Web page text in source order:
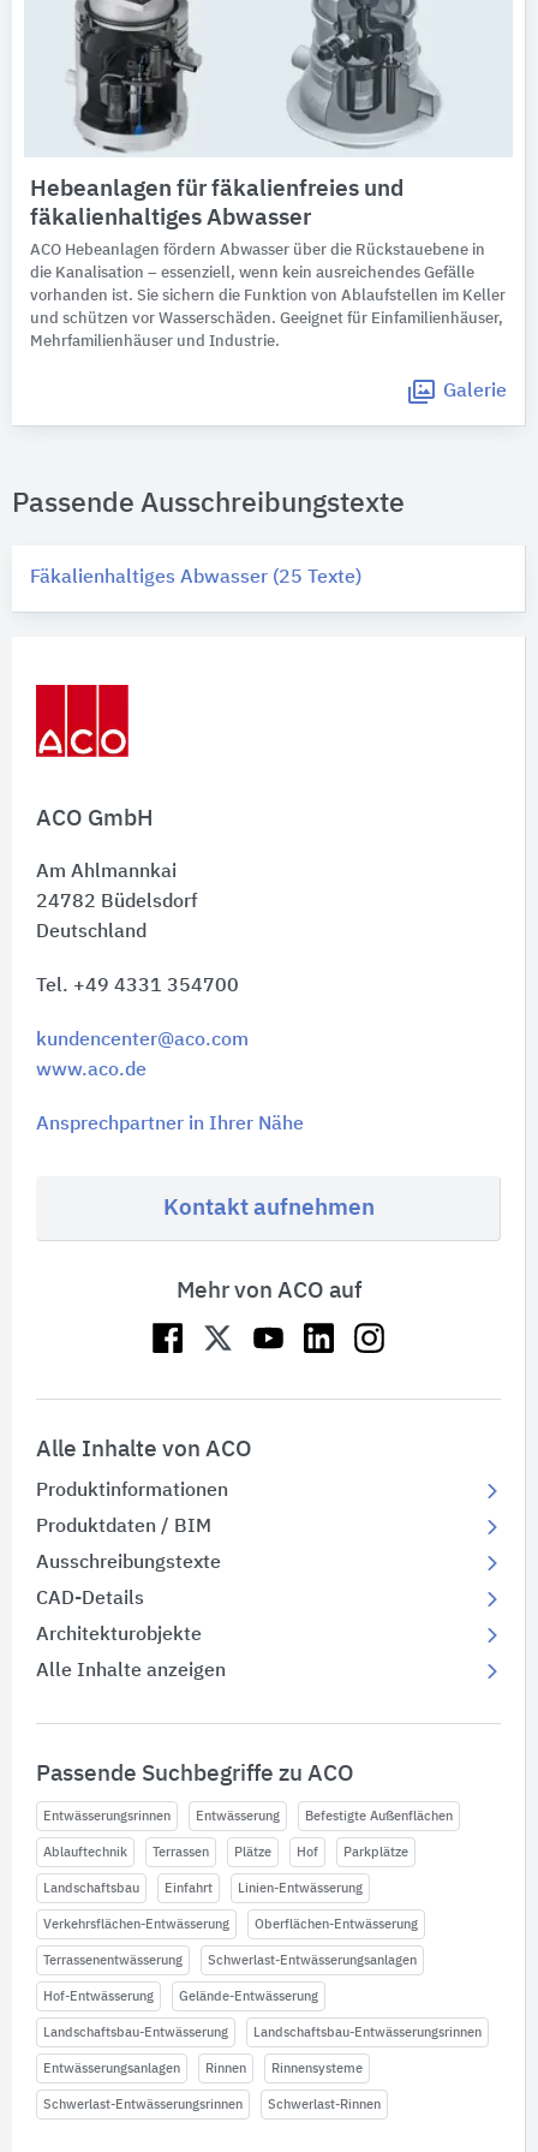
ACO GmbH
Am Ahlmannkai
24782 Büdelsdorf
Deutschland
Tel. +49 4331 354700
kundencenter@aco.com
www.aco.de
Ansprechpartner in Ihrer Nähe
Kontakt aufnehmen
Mehr von ACO auf
Alle Inhalte von ACO
Produktinformationen
Produktdaten / BIM
Ausschreibungstexte
CAD-Details
Architekturobjekte
Alle Inhalte anzeigen
Passende Suchbegriffe zu ACO
Entwässerungsrinnen Entwässerung Befestigte Außenflächen
Ablauftechnik Terrassen Plätze Hof Parkplätze
Landschaftsbau Einfahrt Linien-Entwässerung
Verkehrsflächen-Entwässerung Oberflächen-Entwässerung
Terrassenentwässerung Schwerlast-Entwässerungsanlagen
Hof-Entwässerung Gelände-Entwässerung
Landschaftsbau-Entwässerung Landschaftsbau-Entwässerungsrinnen
Entwässerungsanlagen Rinnen Rinnensysteme
Schwerlast-Entwässerungsrinnen Schwerlast-Rinnen
Hebeanlagen für fäkalienfreies und
fäkalienhaltiges Abwasser
ACO Hebeanlagen fördern Abwasser über die Rückstauebene in
die Kanalisation – essenziell, wenn kein ausreichendes Gefälle
vorhanden ist. Sie sichern die Funktion von Ablaufstellen im Keller
und schützen vor Wasserschäden. Geeignet für Einfamilienhäuser,
Mehrfamilienhäuser und Industrie.
Galerie
Passende Ausschreibungstexte
Fäkalienhaltiges Abwasser (25 Texte)